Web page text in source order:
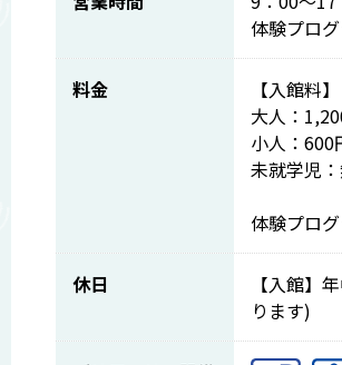
体験プロ
料金
【入館料】
大人：
小人：600
未就学児
体験プロ
休日
【入館】
ります)